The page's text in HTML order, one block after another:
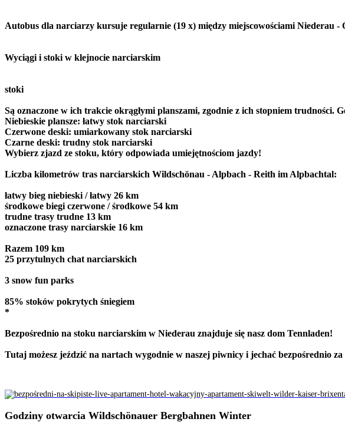
Autobus dla narciarzy kursuje regularnie (19 x) między miejscowościami Niederau
Wyciągi i stoki w klejnocie narciarskim
stoki
Są oznaczone w ich trakcie okrągłymi planszami, zgodnie z ich stopniem trudności.
Niebieskie plansze: łatwy stok narciarski
Czerwone deski: umiarkowany stok narciarski
Czarne deski: trudny stok narciarski
Wybierz zjazd ze stoku, który odpowiada umiejętnościom jazdy!
Liczba kilometrów tras narciarskich Wildschönau - Alpbach - Reith im Alpbachtal:
łatwy bieg niebieski / łatwy 26 km
środkowe biegi czerwone / środkowe 54 km
trudne trasy trudne 13 km
oznaczone trasy narciarskie 16 km
Razem 109 km
25 przytulnych chat narciarskich
3 snow fun parks
85% stoków pokrytych śniegiem
*
Bezpośrednio na stoku narciarskim w Niederau znajduje się nasz dom Tennladen!
Tutaj możesz jeździć na nartach wygodnie w naszej piwnicy i jechać bezpośrednio
Godziny otwarcia Wildschönauer Bergbahnen Winter